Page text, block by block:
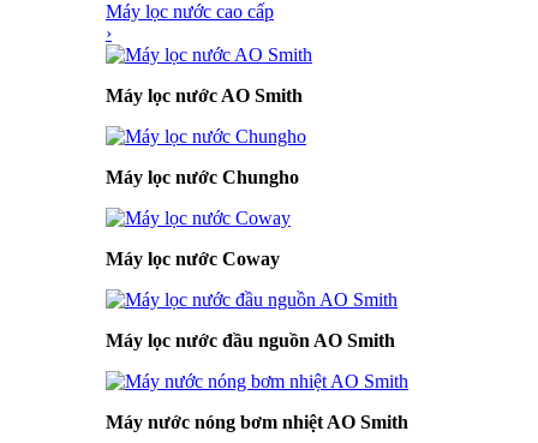
Máy lọc nước cao cấp
›
Máy lọc nước AO Smith
Máy lọc nước Chungho
Máy lọc nước Coway
Máy lọc nước đầu nguồn AO Smith
Máy nước nóng bơm nhiệt AO Smith